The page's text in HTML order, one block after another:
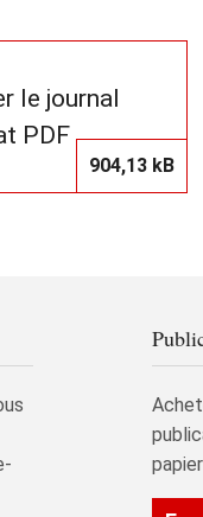
le journal
PDF
904,13 kB
papier